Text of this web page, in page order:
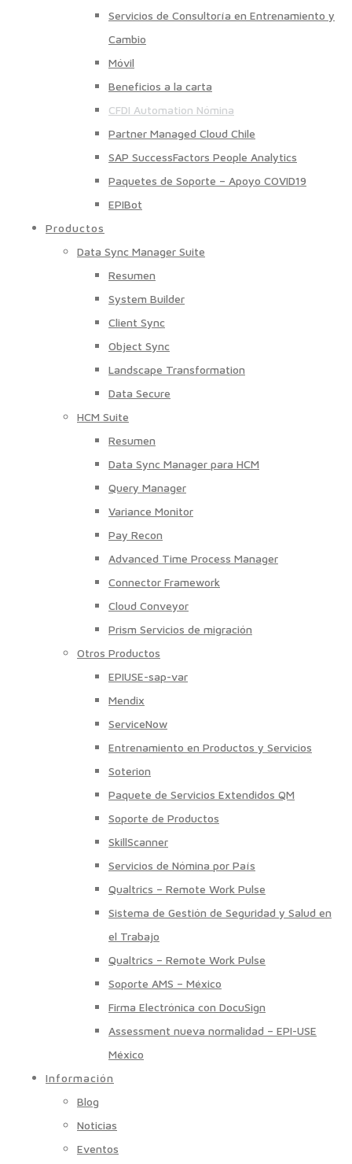
Servicios de Consultoría en Entrenamiento y
Cambio
Móvil
Beneficios a la carta
CFDI Automation Nómina
Partner Managed Cloud Chile
SAP SuccessFactors People Analytics
Paquetes de Soporte – Apoyo COVID19
EPIBot
Productos
Data Sync Manager Suite
Resumen
System Builder
Client Sync
Object Sync
Landscape Transformation
Data Secure
HCM Suite
Resumen
Data Sync Manager para HCM
Query Manager
Variance Monitor
Pay Recon
Advanced Time Process Manager
Connector Framework
Cloud Conveyor
Prism Servicios de migración
Otros Productos
EPIUSE-sap-var
Mendix
ServiceNow
Entrenamiento en Productos y Servicios
Soterion
Paquete de Servicios Extendidos QM
Soporte de Productos
SkillScanner
Servicios de Nómina por País
Qualtrics – Remote Work Pulse
Sistema de Gestión de Seguridad y Salud en
el Trabajo
Qualtrics – Remote Work Pulse
Soporte AMS – México
Firma Electrónica con DocuSign
Assessment nueva normalidad – EPI-USE
México
Información
Blog
Noticias
Eventos